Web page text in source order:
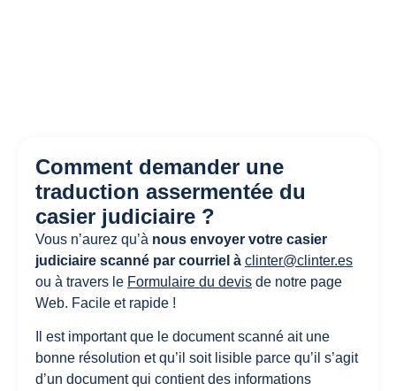
Comment demander une
traduction assermentée du
casier judiciaire ?
Vous n’aurez qu’à nous envoyer votre casier
judiciaire scanné par courriel à clinter@clinter.es
ou à travers le Formulaire du devis de notre page
Web. Facile et rapide !
Il est important que le document scanné ait une
bonne résolution et qu’il soit lisible parce qu’il s’agit
d’un document qui contient des informations